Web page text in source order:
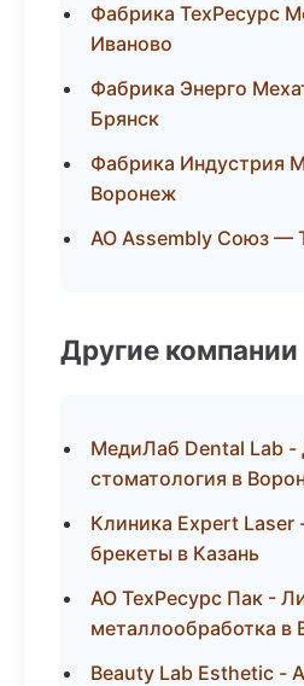
Фабрика ТехРесурс
Иваново
Фабрика Энерго
Брянск
Фабрика Индустрия
Воронеж
АО Assembly Союз —
Другие компании
МедиЛаб Dental Lab -
стоматология в
Клиника Expert Laser
брекеты в Казань
АО ТехРесурс Пак -
металлообработка в
Beauty Lab Esthetic -